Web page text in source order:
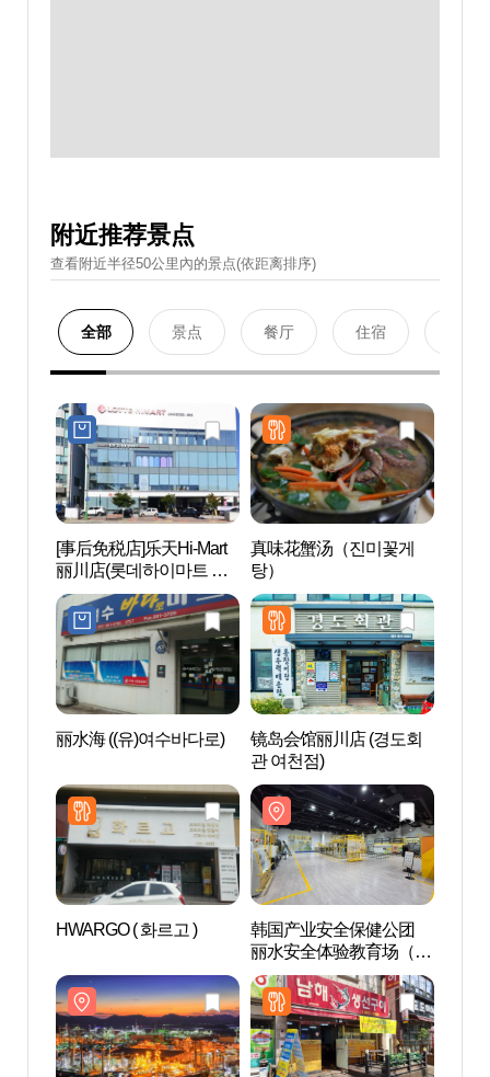
附近推荐景点
查看附近半径50公里內的景点(依距离排序)
全部 景点 餐厅 住宿
[事后免税店]乐天Hi-Mart
丽川店(롯데하이마트 여
천점)
真味花蟹汤（진미꽃게
탕）
丽水海 ((유)여수바다로)
镜岛会馆丽川店 (경도회
관 여천점)
HWARGO ( 화르고 )
韩国产业安全保健公团
丽水安全体验教育场（한
국산업안전보건공단 여
수안전체험교육장）